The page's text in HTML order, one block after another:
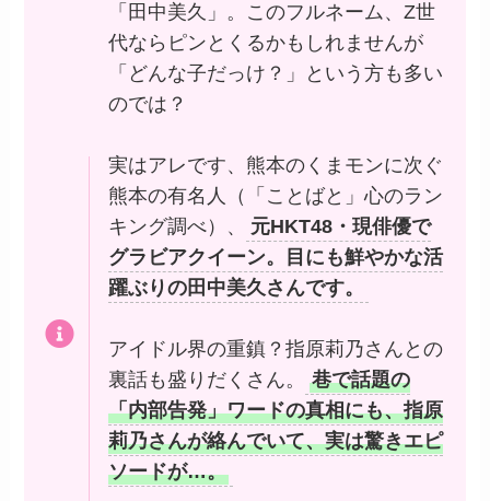
「田中美久」。このフルネーム、Z世
代ならピンとくるかもしれませんが
「どんな子だっけ？」という方も多い
のでは？
実はアレです、熊本のくまモンに次ぐ
熊本の有名人（「ことばと」心のラン
キング調べ）、
元HKT48・現俳優で
グラビアクイーン。目にも鮮やかな活
躍ぶりの田中美久さんです。
アイドル界の重鎮？指原莉乃さんとの
裏話も盛りだくさん。
巷で話題の
「内部告発」ワードの真相にも、指原
莉乃さんが絡んでいて、実は驚きエピ
ソードが…。